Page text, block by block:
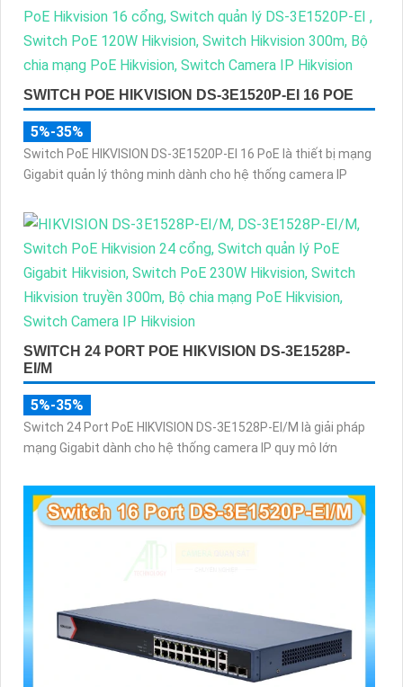
SWITCH POE HIKVISION DS-3E1520P-EI 16 POE
5%-35%
Switch PoE HIKVISION DS-3E1520P-EI 16 PoE là thiết bị mạng
Gigabit quản lý thông minh dành cho hệ thống camera IP
SWITCH 24 PORT POE HIKVISION DS-3E1528P-
EI/M
5%-35%
Switch 24 Port PoE HIKVISION DS-3E1528P-EI/M là giải pháp
mạng Gigabit dành cho hệ thống camera IP quy mô lớn